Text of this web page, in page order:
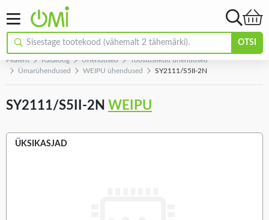
OTSI
Pealeht Kataloog Ühendused
Tööstuslikud ühendused
Ümarühendused
WEIPU ühendused SY2111/S5II-2N
SY2111/S5II-2N WEIPU
ÜKSIKASJAD